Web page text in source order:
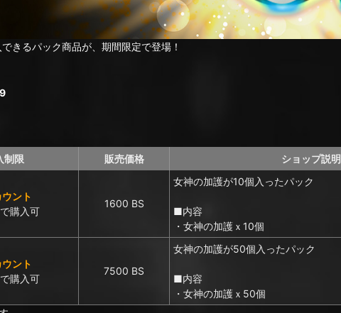
きるパック商品が、期間限定で登場！
制限 販売価格 ショップ説明
ント
購入可
1600 BS
女神の加護が10個入ったパック
■内容
・女神の加護ｘ10個
ント
購入可
7500 BS
女神の加護が50個入ったパック
■内容
・女神の加護ｘ50個